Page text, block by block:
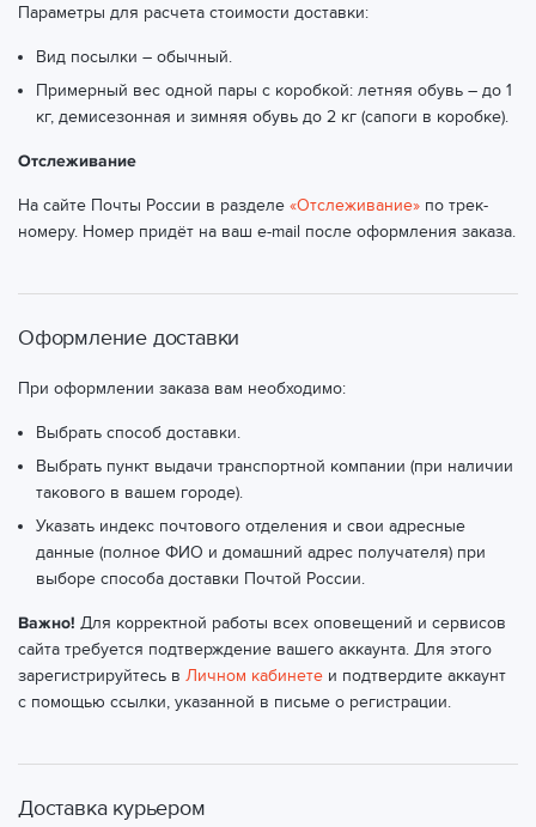
Параметры для расчета стоимости доставки:
Вид посылки – обычный.
Примерный вес одной пары с коробкой: летняя обувь – до 1
кг, демисезонная и зимняя обувь до 2 кг (сапоги в коробке).
Отслеживание
На сайте Почты России в разделе «Отслеживание» по трек-
номеру. Номер придёт на ваш e-mail после оформления заказа.
Оформление доставки
При оформлении заказа вам необходимо:
Выбрать способ доставки.
Выбрать пункт выдачи транспортной компании (при наличии
такового в вашем городе).
Указать индекс почтового отделения и свои адресные
данные (полное ФИО и домашний адрес получателя) при
выборе способа доставки Почтой России.
Важно! Для корректной работы всех оповещений и сервисов
сайта требуется подтверждение вашего аккаунта. Для этого
зарегистрируйтесь в Личном кабинете и подтвердите аккаунт
с помощью ссылки, указанной в письме о регистрации.
Доставка курьером